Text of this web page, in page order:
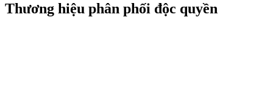
Thương hiệu phân phối độc quyền